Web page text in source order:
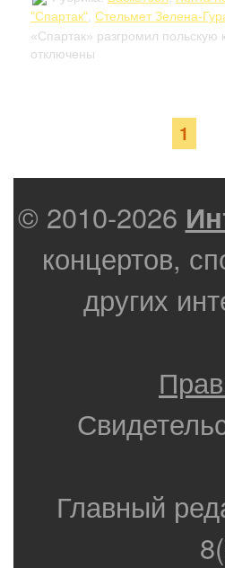
"Спартак", Стельмет Зелена-
«Спартак» разгромил
отключены
1
© 2010-2026
концертов,
других
Главный